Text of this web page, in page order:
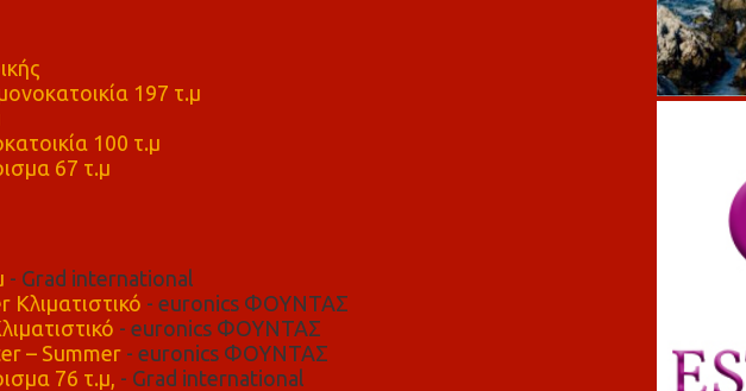
197 τ.μ
100 τ.μ
67 τ.μ
- Grad international
- euronics ΦΟΥΝΤΑΣ
- euronics ΦΟΥΝΤΑΣ
– Summer- euronics ΦΟΥΝΤΑΣ
76 τ.μ, - Grad international